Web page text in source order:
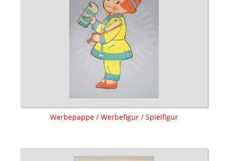
Werbepappe / Werbefigur / Spielfigur